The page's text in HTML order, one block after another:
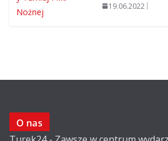
19.06.2022
O nas